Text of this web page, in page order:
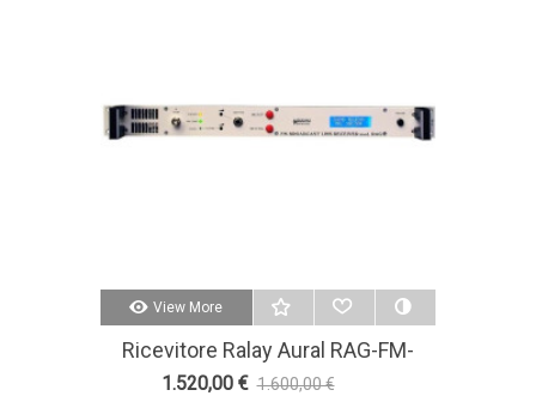
View More
Ricevitore Ralay Aural RAG-FM-
SUONO TELECOM
1.520,00 € 1.600,00 €